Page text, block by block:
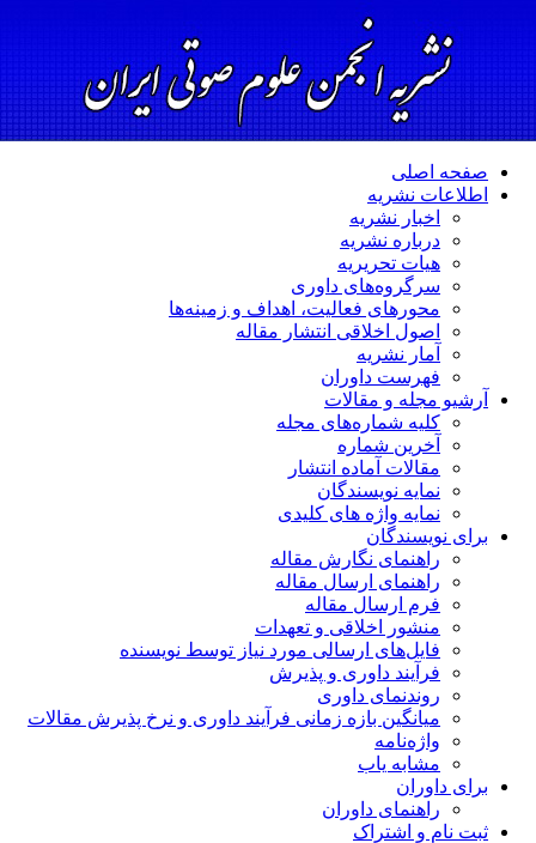
صفحه اصلی
اطلاعات نشریه
اخبار نشریه
درباره نشریه
هیات تحریریه
سرگروه‌های داوری
محورهای فعالیت، اهداف و زمینه‌ها
اصول اخلاقی انتشار مقاله
آمار نشریه
فهرست داوران
آرشیو مجله و مقالات
کلیه شماره‌های مجله
آخرین شماره
مقالات آماده انتشار
نمایه نویسندگان
نمایه واژه های کلیدی
برای نویسندگان
راهنمای نگارش مقاله
راهنمای ارسال مقاله
فرم ارسال مقاله
منشور اخلاقی و تعهدات
فایل‌های ارسالی مورد نیاز توسط نویسنده
فرآیند داوری و پذیرش
روندنمای داوری
میانگین بازه زمانی فرآیند داوری و نرخ پذیرش مقالات
واژه‌نامه
مشابه یاب
برای داوران
راهنمای داوران
ثبت نام و اشتراک